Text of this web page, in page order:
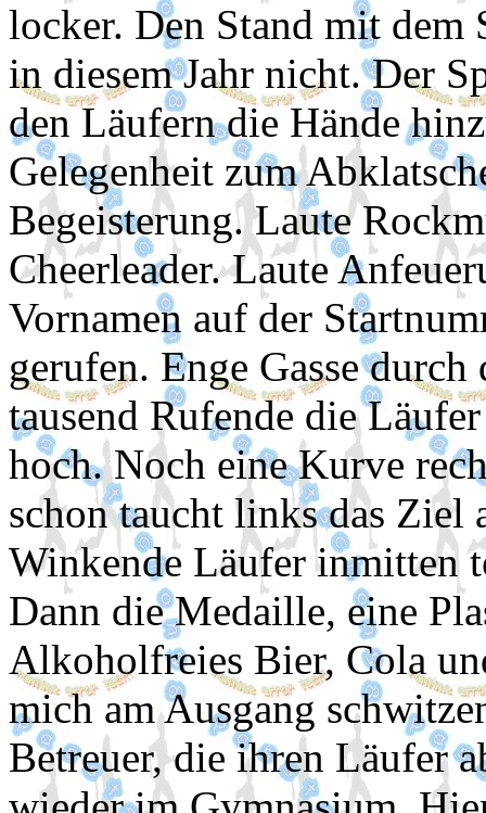
locker. Den Stand mit
in diesem Jahr nicht. Der
den Läufern die Hände
Gelegenheit zum
Begeisterung. Laute
Cheerleader. Laute
Vornamen auf der
gerufen. Enge Gasse
tausend Rufende die
hoch. Noch eine Kurve
schon taucht links das Ziel
Winkende Läufer inmitten
Dann die Medaille, eine
Alkoholfreies Bier, Cola
mich am Ausgang
Betreuer, die ihren Läufer